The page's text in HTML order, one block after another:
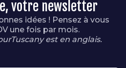
votre newsletter
idées ! Pensez à vous
une fois par mois.
est en anglais.